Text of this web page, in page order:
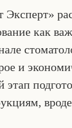
как
и
вроде